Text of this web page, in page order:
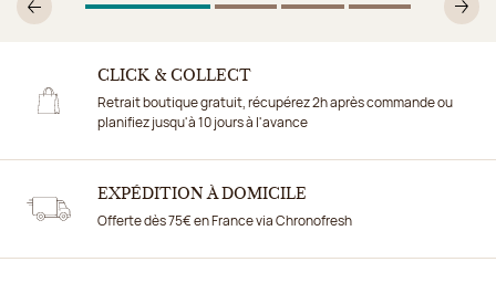
Précédent
1Sur 4 2Sur 4
3Sur 4
4Sur 4
CLICK & COLLECT
Retrait boutique gratuit, récupérez 2h après commande ou
planifiez jusqu'à 10 jours à l'avance
EXPÉDITION À DOMICILE
Offerte dès 75€ en France via Chronofresh